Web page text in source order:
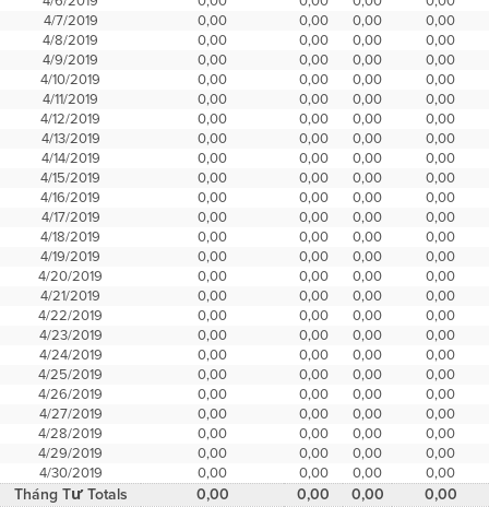
4/7/2019
0,00 0,00 0,00
0,00
4/8/2019
0,00 0,00 0,00
0,00
4/9/2019
0,00 0,00 0,00
0,00
4/10/2019
0,00 0,00 0,00
0,00
4/11/2019
0,00 0,00 0,00
0,00
4/12/2019
0,00 0,00 0,00
0,00
4/13/2019
0,00 0,00 0,00
0,00
4/14/2019
0,00 0,00 0,00
0,00
4/15/2019
0,00 0,00 0,00
0,00
4/16/2019
0,00 0,00 0,00
0,00
4/17/2019
0,00 0,00 0,00
0,00
4/18/2019
0,00 0,00 0,00
0,00
4/19/2019
0,00 0,00 0,00
0,00
4/20/2019
0,00 0,00 0,00
0,00
4/21/2019
0,00 0,00 0,00
0,00
4/22/2019
0,00 0,00 0,00
0,00
4/23/2019
0,00 0,00 0,00
0,00
4/24/2019
0,00 0,00 0,00
0,00
4/25/2019
0,00 0,00 0,00
0,00
4/26/2019
0,00 0,00 0,00
0,00
4/27/2019
0,00 0,00 0,00
0,00
4/28/2019
0,00 0,00 0,00
0,00
4/29/2019
0,00 0,00 0,00
0,00
4/30/2019
0,00 0,00 0,00 0,00
Tháng Tư Totals 0,00 0,00 0,00 0,00